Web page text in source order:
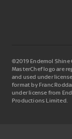
©2019 Endemol Shine
MasterChef logo are
and used under
format by Franc
under license from
Productions Limited.